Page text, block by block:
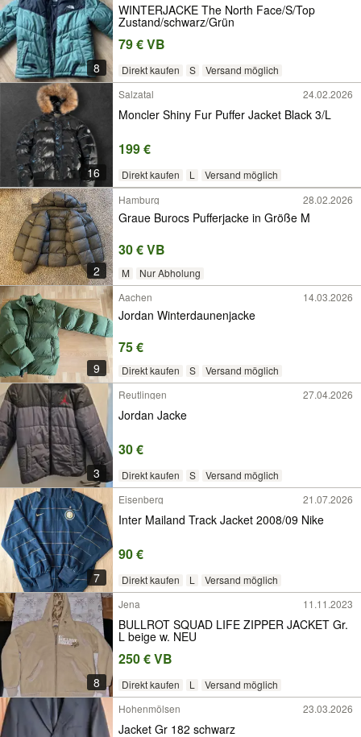
8
WINTERJACKE The North Face/S/Top
Zustand/schwarz/Grün
79 € VB
Direkt kaufen S Versand möglich
16
Salzatal 24.02.2026
Moncler Shiny Fur Puffer Jacket Black 3/L
199 €
Direkt kaufen L Versand möglich
2
Hamburg 28.02.2026
Graue Burocs Pufferjacke in Größe M
30 € VB
M Nur Abholung
9
Aachen 14.03.2026
Jordan Winterdaunenjacke
75 €
Direkt kaufen S Versand möglich
3
Reutlingen 27.04.2026
Jordan Jacke
30 €
Direkt kaufen S Versand möglich
7
Eisenberg 21.07.2026
Inter Mailand Track Jacket 2008/09 Nike
90 €
Direkt kaufen L Versand möglich
8
Jena 11.11.2023
BULLROT SQUAD LIFE ZIPPER JACKET Gr.
L beige w. NEU
250 € VB
Direkt kaufen L
Versand möglich
Hohenmölsen
23.03.2026
Jacket Gr 182 schwarz